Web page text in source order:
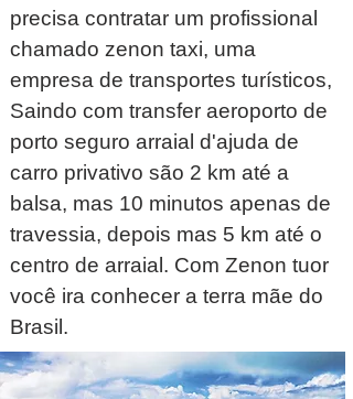
precisa contratar um profissional
chamado zenon taxi, uma
empresa de transportes turísticos,
Saindo com transfer aeroporto de
porto seguro arraial d'ajuda de
carro privativo são 2 km até a
balsa, mas 10 minutos apenas de
travessia, depois mas 5 km até o
centro de arraial. Com Zenon tuor
você ira conhecer a terra mãe do
Brasil.